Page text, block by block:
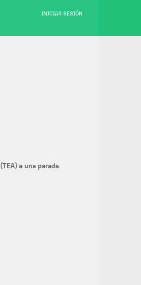
INICIAR SESIÓN
a una parada.